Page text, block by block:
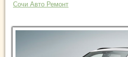
Сочи Авто Ремонт